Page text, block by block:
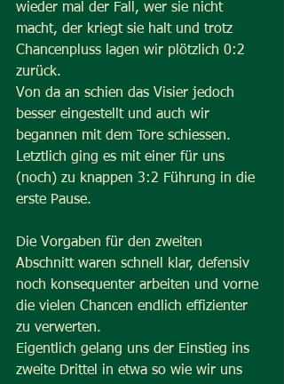
wieder mal der Fall, wer sie nicht
macht, der kriegt sie halt und trotz
Chancenpluss lagen wir plötzlich 0:2
zurück.
Von da an schien das Visier jedoch
besser eingestellt und auch wir
begannen mit dem Tore schiessen.
Letztlich ging es mit einer für uns
(noch) zu knappen 3:2 Führung in die
erste Pause.
Die Vorgaben für den zweiten
Abschnitt waren schnell klar, defensiv
noch konsequenter arbeiten und vorne
die vielen Chancen endlich effizienter
zu verwerten.
Eigentlich gelang uns der Einstieg ins
zweite Drittel in etwa so wie wir uns